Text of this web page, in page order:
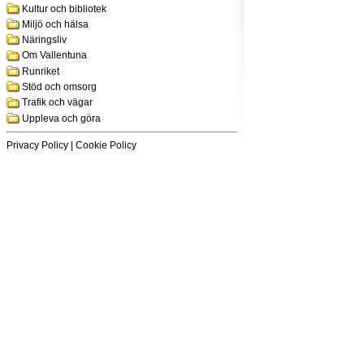
Kultur och bibliotek
Miljö och hälsa
Näringsliv
Om Vallentuna
Runriket
Stöd och omsorg
Trafik och vägar
Uppleva och göra
Privacy Policy Cookie Policy